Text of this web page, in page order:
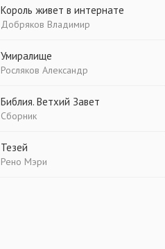
Король живет в интернате
Добряков Владимир
Умиралище
Росляков Александр
Библия. Ветхий Завет
Сборник
Тезей
Рено Мэри